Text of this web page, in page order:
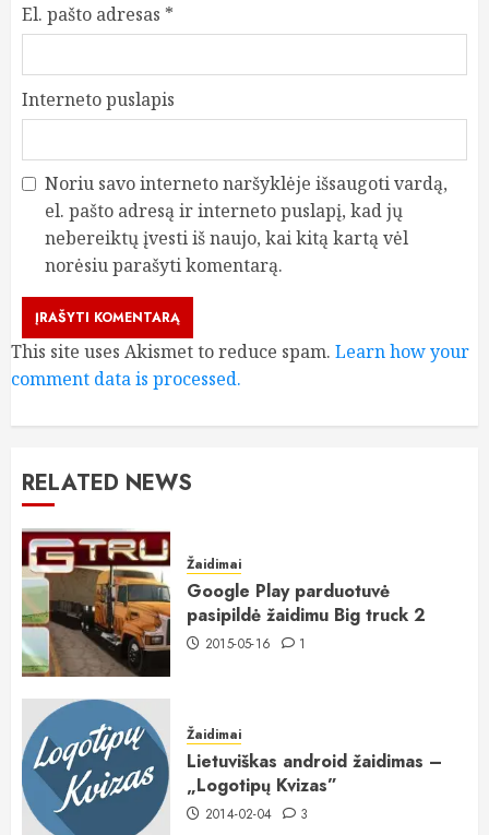
El. pašto adresas *
Interneto puslapis
Noriu savo interneto naršyklėje išsaugoti vardą,
el. pašto adresą ir interneto puslapį, kad jų
nebereiktų įvesti iš naujo, kai kitą kartą vėl
norėsiu parašyti komentarą.
This site uses Akismet to reduce spam. Learn how your
comment data is processed.
RELATED NEWS
Žaidimai
Google Play parduotuvė
pasipildė žaidimu Big truck 2
2015-05-16 1
Žaidimai
Lietuviškas android žaidimas –
„Logotipų Kvizas”
2014-02-04 3